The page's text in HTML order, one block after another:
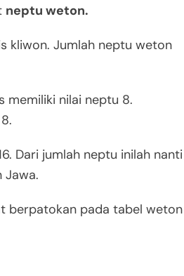
neptu weton.
kliwon. Jumlah neptu weton
memiliki nilai neptu 8.
Dari jumlah neptu inilah nanti
Jawa.
berpatokan pada tabel weton